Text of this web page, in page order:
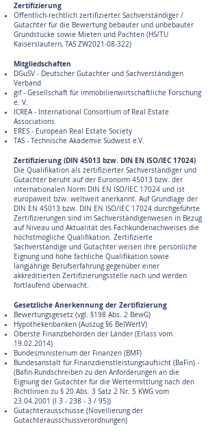
Zertifizierung
Öffentlich-rechtlich zertifizierter Sachverständiger /
Gutachter für die Bewertung bebauter und unbebauter
Grundstücke sowie Mieten und Pachten (HS/TU
Kaiserslautern, TAS ZW2021-08-322)
​​Mitgliedschaften
DGuSV - Deutscher Gutachter und Sachverständigen
Verband
gif - Gesellschaft für immobilienwirtschaftliche Forschung
e. V.
ICREA - International Consortium of Real Estate
Associations
ERES - European Real Estate Society
TAS - Technische Akademie Südwest e.V.
Zertifizierung (DIN 45013 bzw. DIN EN ISO/IEC 17024)
Die Qualifikation als zertifizierter Sachverständiger und
Gutachter beruht auf der Euronorm 45013 bzw. der
internationalen Norm DIN EN ISO/IEC 17024 und ist
europaweit bzw. weltweit anerkannt. Auf Grundlage der
DIN EN 45013 bzw. DIN EN ISO/IEC 17024 durchgeführte
Zertifizierungen sind im Sachverständigenwesen in Bezug
auf Niveau und Aktualität des Fachkundenachweises die
höchstmögliche Qualifikation. Zertifizierte
Sachverständige und Gutachter weisen ihre persönliche
Eignung und hohe fachliche Qualifikation sowie
langjährige Berufserfahrung gegenüber einer
akkreditierten Zertifizierungsstelle nach und werden
fortlaufend überwacht.
Gesetzliche Anerkennung der Zertifizierung
Bewertungsgesetz (vgl. §198 Abs. 2 BewG)​
Hypothekenbanken (Auszug §6 BelWertV)
Oberste Finanzbehörden der Länder (Erlass vom
19.02.2014)
Bundesministerium der Finanzen (BMF)
Bundesanstalt für Finanzdienstleistungsaufsicht (BaFin) -
(Bafin-Rundschreiben zu den Anforderungen an die
Eignung der Gutachter für die Wertermittlung nach den
Richtlinien zu § 20 Abs. 3 Satz 2 Nr. 5 KWG vom
23.04.2001 (I 3 - 238 - 3 / 95))
Gutachterausschüsse (Novellierung der
Gutachterausschussverordnungen)